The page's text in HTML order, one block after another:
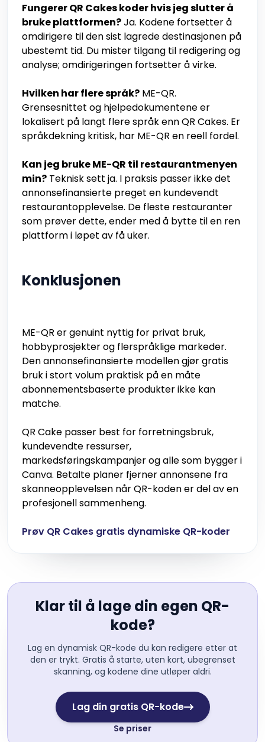
Fungerer QR Cakes koder hvis jeg slutter å
bruke plattformen?Ja. Kodene fortsetter å
omdirigere til den sist lagrede destinasjonen på
ubestemt tid. Du mister tilgang til redigering og
analyse; omdirigeringen fortsetter å virke.
Hvilken har flere språk? ME-QR.
Grensesnittet og hjelpedokumentene er
lokalisert på langt flere språk enn QR Cakes. Er
språkdekning kritisk, har ME-QR en reell fordel.
Kan jeg bruke ME-QR til restaurantmenyen
min? Teknisk sett ja. I praksis passer ikke det
annonsefinansierte preget en kundevendt
restaurantopplevelse. De fleste restauranter
som prøver dette, ender med å bytte til en ren
plattform i løpet av få uker.
Konklusjonen
ME-QR er genuint nyttig for privat bruk,
hobbyprosjekter og flerspråklige markeder.
Den annonsefinansierte modellen gjør gratis
bruk i stort volum praktisk på en måte
abonnementsbaserte produkter ikke kan
matche.
QR Cake passer best for forretningsbruk,
kundevendte ressurser,
markedsføringskampanjer og alle som bygger i
Canva. Betalte planer fjerner annonsene fra
skanneopplevelsen når QR-koden er del av en
profesjonell sammenheng.
Prøv QR Cakes gratis dynamiske QR-koder
Klar til å lage din egen QR-
kode?
Lag en dynamisk QR-kode du kan redigere etter at
den er trykt. Gratis å starte, uten kort, ubegrenset
skanning, og kodene dine utløper aldri.
Lag din gratis QR-kode
Se priser